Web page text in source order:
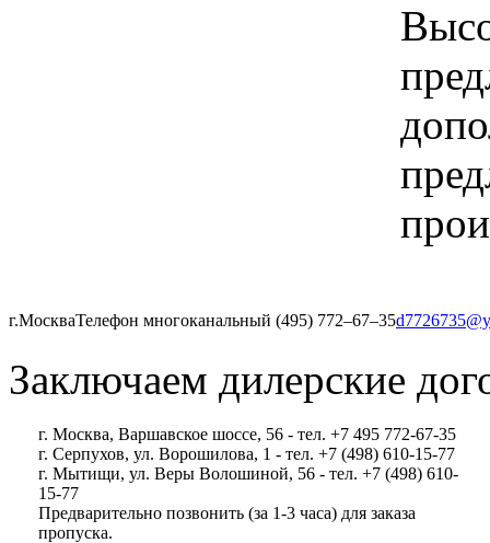
г.МоскваТелефон многоканальный (495) 772‒67‒35
Заключаем дилерские
г. Москва, Варшавское шоссе, 56 - тел. +7 495 772-67-35
г. Серпухов, ул. Ворошилова, 1 - тел. +7 (498) 610-15-77
г. Мытищи, ул. Веры Волошиной, 56 - тел. +7 (498) 610-
15-77
Предварительно позвонить (за 1-3 часа) для заказа
пропуска.